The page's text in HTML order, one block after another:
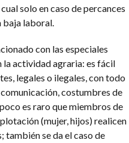
solo en caso de percances
baja laboral.
con las especiales
la actividad agraria: es fácil
legales o ilegales, con todo
costumbres de
es raro que miembros de
(mujer, hijos) realicen
también se da el caso de